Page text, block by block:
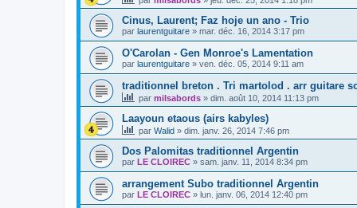
Cinus, Laurent; Faz hoje un ano - Trio
par laurentguitare » mar. déc. 16, 2014 3:17 pm
O'Carolan - Gen Monroe's Lamentation
par laurentguitare » ven. déc. 05, 2014 9:11 am
traditionnel breton . Tri martolod . arr guitare
par milsabords » dim. août 10, 2014 11:13 pm
Laayoun etaous (airs kabyles)
par Walid » dim. janv. 26, 2014 7:46 pm
Dos Palomitas traditionnel Argentin
par LE CLOIREC » sam. janv. 11, 2014 8:34 pm
arrangement Subo traditionnel Argentin
par LE CLOIREC » lun. janv. 06, 2014 12:40 pm